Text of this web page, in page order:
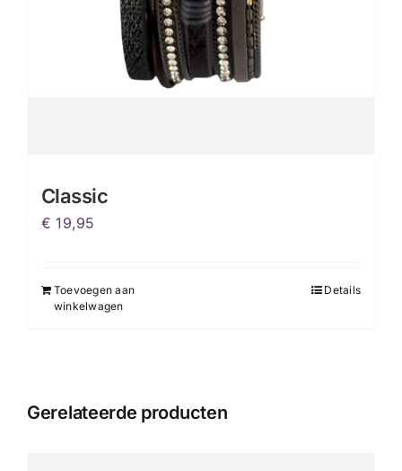
Classic
€ 19,95
Toevoegen aan
winkelwagen
Details
Gerelateerde producten